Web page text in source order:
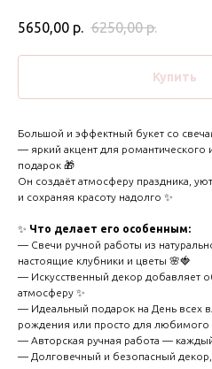
5650,00 р. 6250,00 р.
Купить
Большой и эффектный букет со
— яркий акцент для романтического
подарок 🎁
Он создаёт атмосферу праздника,
и сохраняя красоту надолго ✨
✨ Что делает его особенным:
— Свечи ручной работы из
настоящие клубники и цветы 🌸🍓
— Искусственный декор добавляет
атмосферу ✨
— Идеальный подарок на День всех
рождения или просто для любимого
— Авторская ручная работа —
— Долговечный и безопасный декор,